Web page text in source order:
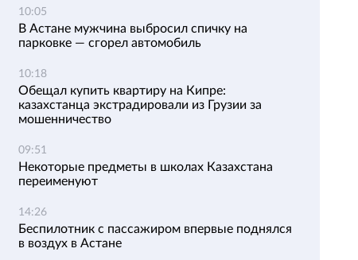
10:05
В Астане мужчина выбросил спичку на
парковке — сгорел автомобиль
10:18
Обещал купить квартиру на Кипре:
казахстанца экстрадировали из Грузии за
мошенничество
09:51
Некоторые предметы в школах Казахстана
переименуют
14:26
Беспилотник с пассажиром впервые поднялся
в воздух в Астане